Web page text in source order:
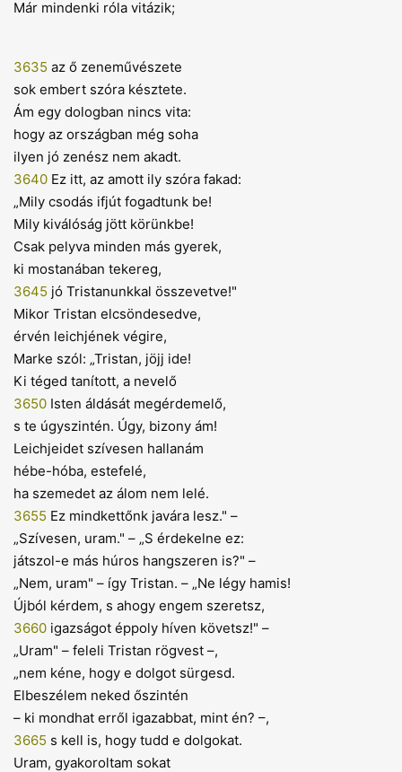
Már mindenki róla vitázik;
3635 az ő zeneművészete
sok embert szóra késztete.
Ám egy dologban nincs vita:
hogy az országban még soha
ilyen jó zenész nem akadt.
3640 Ez itt, az amott ily szóra fakad:
„Mily csodás ifjút fogadtunk be!
Mily kiválóság jött körünkbe!
Csak pelyva minden más gyerek,
ki mostanában tekereg,
3645 jó Tristanunkkal összevetve!"
Mikor Tristan elcsöndesedve,
érvén leichjének végire,
Marke szól: „Tristan, jöjj ide!
Ki téged tanított, a nevelő
3650 Isten áldását megérdemelő,
s te úgyszintén. Úgy, bizony ám!
Leichjeidet szívesen hallanám
hébe-hóba, estefelé,
ha szemedet az álom nem lelé.
3655 Ez mindkettőnk javára lesz." –
„Szívesen, uram." – „S érdekelne ez:
játszol-e más húros hangszeren is?" –
„Nem, uram" – így Tristan. – „Ne légy hamis!
Újból kérdem, s ahogy engem szeretsz,
3660 igazságot éppoly híven követsz!" –
„Uram" – feleli Tristan rögvest –,
„nem kéne, hogy e dolgot sürgesd.
Elbeszélem neked őszintén
– ki mondhat erről igazabbat, mint én? –,
3665 s kell is, hogy tudd e dolgokat.
Uram, gyakoroltam sokat